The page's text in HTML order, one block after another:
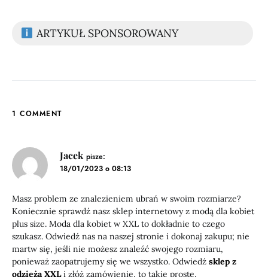
ARTYKUŁ SPONSOROWANY
1 COMMENT
Jacek pisze:
18/01/2023 o 08:13
Masz problem ze znalezieniem ubrań w swoim rozmiarze?
Koniecznie sprawdź nasz sklep internetowy z modą dla kobiet
plus size. Moda dla kobiet w XXL to dokładnie to czego
szukasz. Odwiedź nas na naszej stronie i dokonaj zakupu; nie
martw się, jeśli nie możesz znaleźć swojego rozmiaru,
ponieważ zaopatrujemy się we wszystko. Odwiedź sklep z
odzieżą XXLi złóż zamówienie, to takie proste.